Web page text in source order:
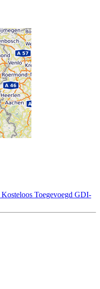
Kosteloos Toegevoegd GDI-